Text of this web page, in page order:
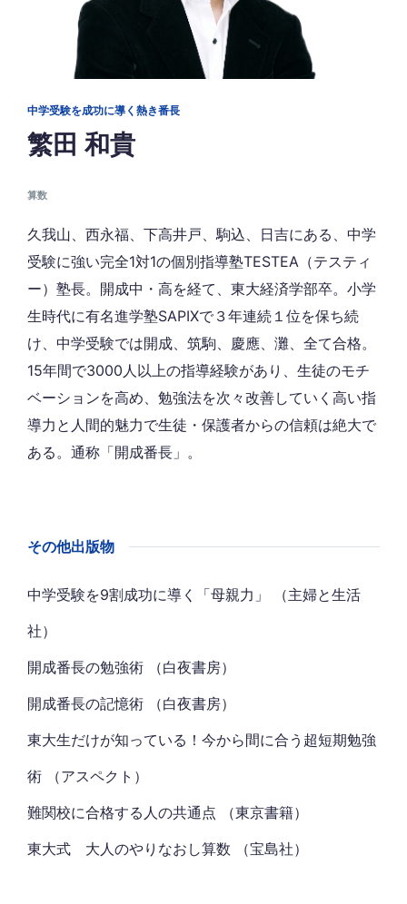
中学受験を成功に導く熱き番長
繁田 和貴
算数
久我山、西永福、下高井戸、駒込、日吉にある、中学
受験に強い完全1対1の個別指導塾TESTEA（テスティ
ー）塾長。開成中・高を経て、東大経済学部卒。小学
生時代に有名進学塾SAPIXで３年連続１位を保ち続
け、中学受験では開成、筑駒、慶應、灘、全て合格。
15年間で3000人以上の指導経験があり、生徒のモチ
ベーションを高め、勉強法を次々改善していく高い指
導力と人間的魅力で生徒・保護者からの信頼は絶大で
ある。通称「開成番長」。
その他出版物
中学受験を9割成功に導く「母親力」 （主婦と生活
社）
開成番長の勉強術 （白夜書房）
開成番長の記憶術 （白夜書房）
東大生だけが知っている！今から間に合う超短期勉強
術 （アスペクト）
難関校に合格する人の共通点 （東京書籍）
東大式 大人のやりなおし算数 （宝島社）